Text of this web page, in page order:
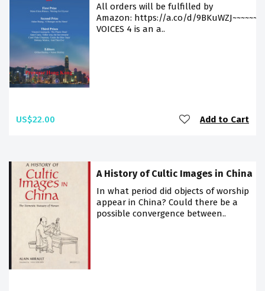
All orders will be fulfilled by
Amazon: https://a.co/d/
VOICES 4 is an a..
US$22.00 Add to Cart
A History of Cultic Images in China
In what period did objects of worship
appear in China? Could there be a
possible convergence between..